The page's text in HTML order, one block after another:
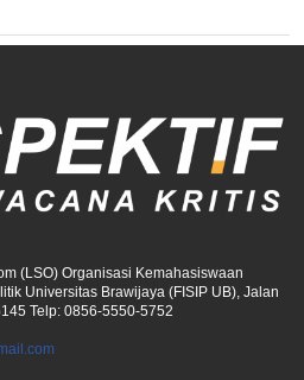
(LSO) Organisasi Kemahasiswaan
Universitas Brawijaya (FISIP UB), Jalan
Telp: 0856-5550-5752